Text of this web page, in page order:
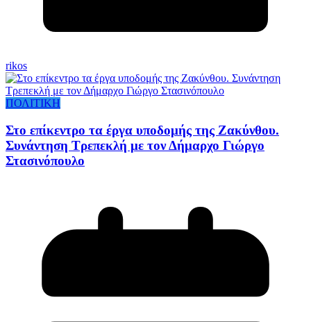
rikos
ΠΟΛΙΤΙΚΗ
Στο επίκεντρο τα έργα υποδομής της Ζακύνθου.
Συνάντηση Τρεπεκλή με τον Δήμαρχο Γιώργο
Στασινόπουλο